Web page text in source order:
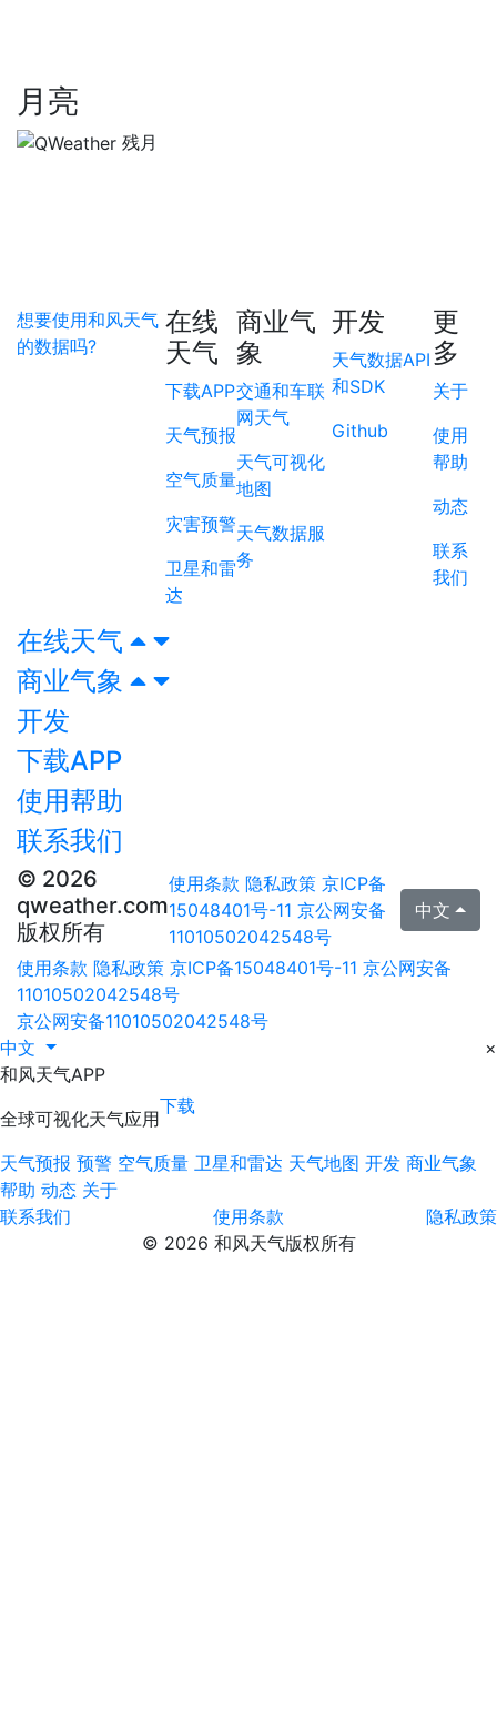
月亮
残月
想要使用和风天气
的数据吗?
在线
天气
下载APP
天气预报
空气质量
灾害预警
卫星和雷
达
商业气
象
交通和车联
网天气
天气可视化
地图
天气数据服
务
开发
天气数据API
和SDK
Github
更
多
关于
使用
帮助
动态
联系
我们
在线天气
商业气象
开发
下载APP
使用帮助
联系我们
© 2026
qweather.com
版权所有
使用条款 隐私政策 京ICP备
15048401号-11 京公网安备
11010502042548号
中文
使用条款 隐私政策 京ICP备15048401号-11 京公网安备
11010502042548号
京公网安备11010502042548号
中文
×
和风天气APP
全球可视化天气应用
下载
天气预报 预警 空气质量 卫星和雷达 天气地图 开发 商业气象
帮助 动态 关于
联系我们
使用条款
隐私政策
© 2026 和风天气版权所有